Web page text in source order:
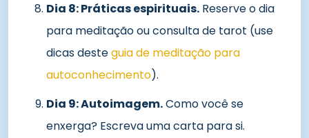
Dia 8: Práticas espirituais. Reserve o dia
para meditação ou consulta de tarot (use
dicas desteguia de meditação para
autoconhecimento).
Dia 9: Autoimagem.Como você se
enxerga? Escreva uma carta para si.